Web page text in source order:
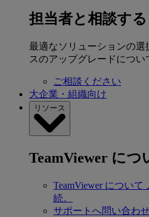
担当者と相談する
最適なソリューションの
スのアップグレードにつ
ご相談ください
大企業・組織向け
リソース
TeamViewer につ
TeamViewer について
続。
サポートへ問い合わ